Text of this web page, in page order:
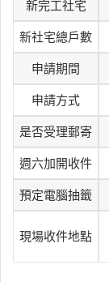
新完工社宅
新社宅總戶數
申請期間
申請方式
是否受理郵寄
週六加開收件
預定電腦抽籤
現場收件地點